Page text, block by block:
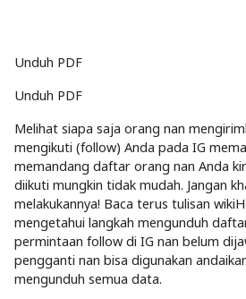
Unduh PDF
Unduh PDF
Melihat siapa saja orang nan
mengikuti (follow) Anda pada IG
memandang daftar orang nan Anda
diikuti mungkin tidak mudah. Jangan
melakukannya! Baca terus tulisan
mengetahui langkah mengunduh
permintaan follow di IG nan belum
pengganti nan bisa digunakan
mengunduh semua data.